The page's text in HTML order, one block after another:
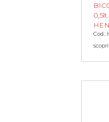
Cod.:
scopri